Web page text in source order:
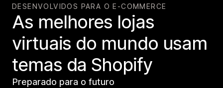
DESENVOLVIDOS PARA O E-COMMERCE
As melhores lojas
virtuais do mundo usam
temas da Shopify
Preparado para o futuro